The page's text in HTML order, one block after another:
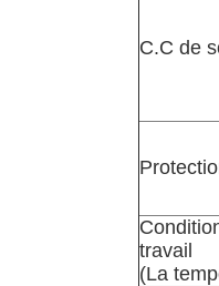
C.C de
travail
(La